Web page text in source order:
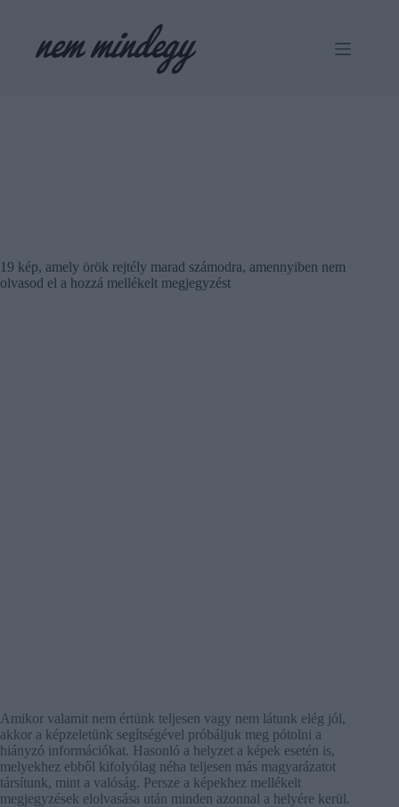
19 kép, amely örök rejtély marad számodra, amennyiben nem
olvasod el a hozzá mellékelt megjegyzést
Amikor valamit nem értünk teljesen vagy nem látunk elég jól,
akkor a képzeletünk segítségével próbáljuk meg pótolni a
hiányzó információkat. Hasonló a helyzet a képek esetén is,
melyekhez ebből kifolyólag néha teljesen más magyarázatot
társítunk, mint a valóság. Persze a képekhez mellékelt
megjegyzések elolvasása után minden azonnal a helyére kerül.